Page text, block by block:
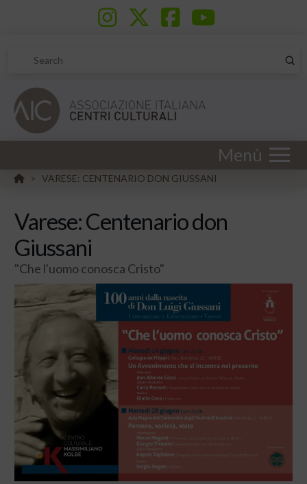
Search
Menù
HOME
> VARESE: CENTENARIO DON GIUSSANI
Varese: Centenario don
Giussani
"Che l'uomo conosca Cristo"